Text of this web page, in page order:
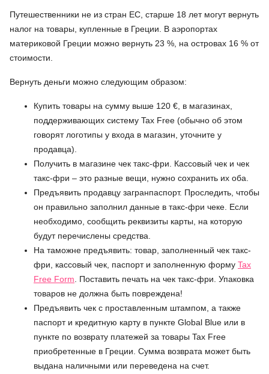
Путешественники не из стран ЕС, старше 18 лет могут вернуть
налог на товары, купленные в Греции. В аэропортах
материковой Греции можно вернуть 23 %, на островах 16 % от
стоимости.
Вернуть деньги можно следующим образом:
Купить товары на сумму выше 120 €, в магазинах,
поддерживающих систему Tax Free (обычно об этом
говорят логотипы у входа в магазин, уточните у
продавца).
Получить в магазине чек такс-фри. Кассовый чек и чек
такс-фри – это разные вещи, нужно сохранить их оба.
Предъявить продавцу загранпаспорт. Проследить, чтобы
он правильно заполнил данные в такс-фри чеке. Если
необходимо, сообщить реквизиты карты, на которую
будут перечислены средства.
На таможне предъявить: товар, заполненный чек такс-
фри, кассовый чек, паспорт и заполненную форму Tax
Free Form . Поставить печать на чек такс-фри. Упаковка
товаров не должна быть повреждена!
Предъявить чек с проставленным штампом, а также
паспорт и кредитную карту в пункте Global Blue или в
пункте по возврату платежей за товары Tax Free
приобретенные в Греции. Сумма возврата может быть
выдана наличными или переведена на счет.